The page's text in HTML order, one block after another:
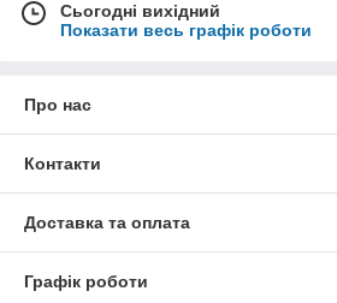
Сьогодні вихідний
Показати весь графік роботи
Про нас
Контакти
Доставка та оплата
Графік роботи